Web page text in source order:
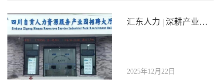
汇东人力 | 深耕产业园运营服务，赋能区域就业高质量发展
2025年12月22日